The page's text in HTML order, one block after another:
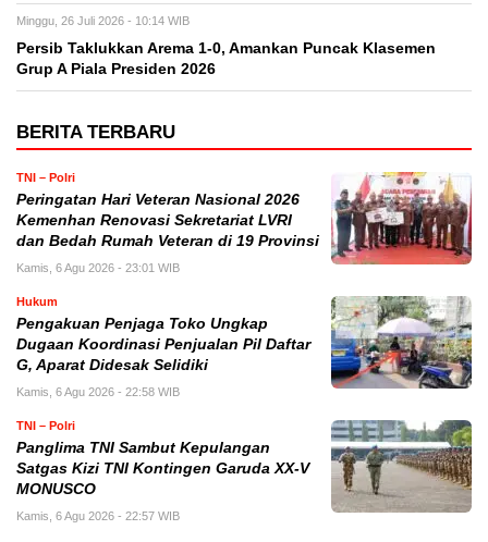
Minggu, 26 Juli 2026 - 10:14 WIB
Persib Taklukkan Arema 1-0, Amankan Puncak Klasemen
Grup A Piala Presiden 2026
BERITA TERBARU
TNI – Polri
Peringatan Hari Veteran Nasional 2026
Kemenhan Renovasi Sekretariat LVRI
dan Bedah Rumah Veteran di 19 Provinsi
Kamis, 6 Agu 2026 - 23:01 WIB
Hukum
Pengakuan Penjaga Toko Ungkap
Dugaan Koordinasi Penjualan Pil Daftar
G, Aparat Didesak Selidiki
Kamis, 6 Agu 2026 - 22:58 WIB
TNI – Polri
Panglima TNI Sambut Kepulangan
Satgas Kizi TNI Kontingen Garuda XX-V
MONUSCO
Kamis, 6 Agu 2026 - 22:57 WIB